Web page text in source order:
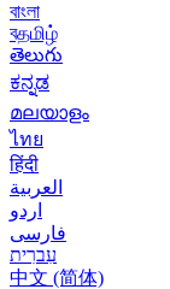
বাংলা
বதமிழ்
తెలుగు
ಕನ್ನಡ
മലയാളം
ไทย
हिंदी
العربية
اردو
فارسی
עִברִית
中文 (简体)